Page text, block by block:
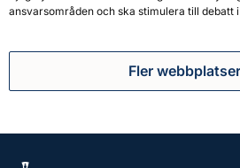
ansvarsområden och ska stimulera till debatt
Fler webbplatser